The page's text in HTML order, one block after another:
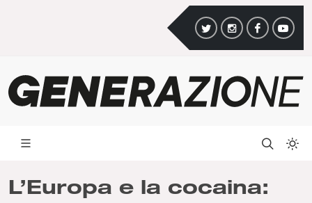
L’Europa e la cocaina: